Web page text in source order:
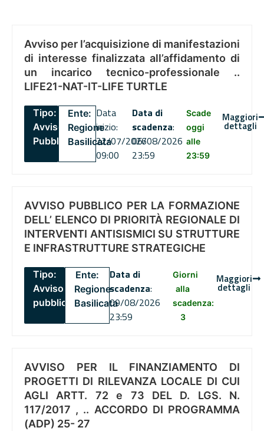
Avviso per l’acquisizione di manifestazioni
di interesse finalizzata all’affidamento di
un incarico tecnico-professionale ..
LIFE21-NAT-IT-LIFE TURTLE
Tipo:
Avviso
Pubblico
Ente:
Regione
Basilicata
Data
inizio:
22/07/2026
09:00
Data di
scadenza:
06/08/2026
23:59
Scade
oggi
alle
23:59
Maggiori
dettagli
AVVISO PUBBLICO PER LA FORMAZIONE
DELL’ ELENCO DI PRIORITÀ REGIONALE DI
INTERVENTI ANTISISMICI SU STRUTTURE
E INFRASTRUTTURE STRATEGICHE
Tipo:
Avviso
pubblico
Ente:
Regione
Basilicata
Data di
scadenza:
09/08/2026
23:59
Giorni
alla
scadenza:
3
Maggiori
dettagli
AVVISO PER IL FINANZIAMENTO DI
PROGETTI DI RILEVANZA LOCALE DI CUI
AGLI ARTT. 72 e 73 DEL D. LGS. N.
117/2017 , .. ACCORDO DI PROGRAMMA
(ADP) 25- 27